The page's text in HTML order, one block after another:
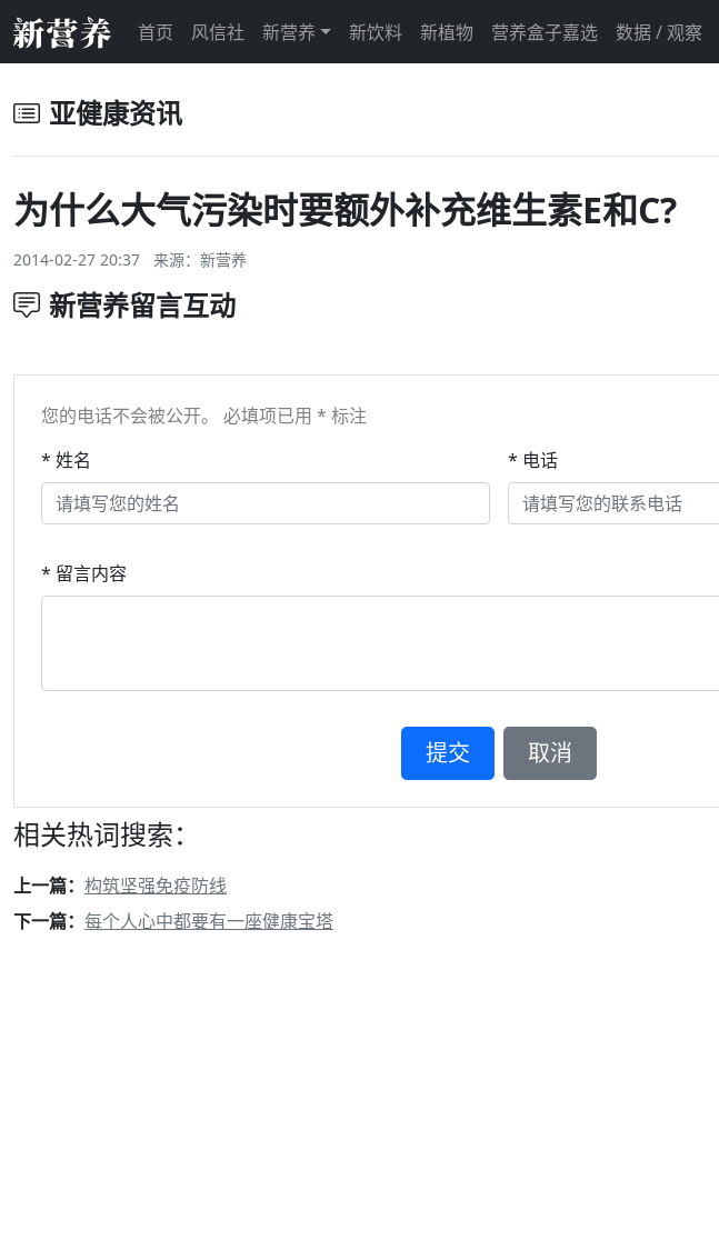
首页 风信社 新营养 新饮料 新植物 营养盒子嘉选 数据 / 观察
亚健康资讯
为什么大气污染时要额外补充维生素E和C?
2014-02-27 20:37 来源： 新营养
新营养留言互动
您的电话不会被公开。 必填项已用 * 标注
* 姓名
* 电话
* 留言内容
相关热词搜索：
上一篇： 构筑坚强免疫防线
下一篇： 每个人心中都要有一座健康宝塔